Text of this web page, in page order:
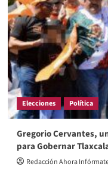
Elecciones Política
Gregorio Cervantes,
para Gobernar
Redacción Ahora